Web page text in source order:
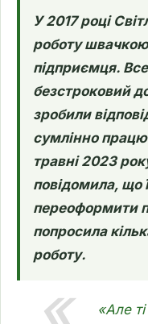
У 2017 році
роботу
підприємця.
безстроковий
зробили
сумлінно
травні 2023
повідомила, що
переоформити
попросила
роботу.
«Але